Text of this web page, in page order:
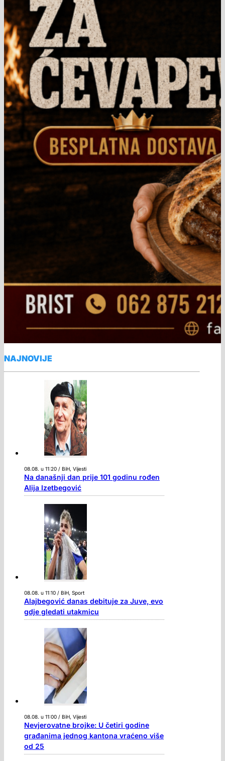
NAJNOVIJE
08.08. u 11:20 / BiH, Vijesti
Na današnji dan prije 101 godinu rođen
Alija Izetbegović
08.08. u 11:10 / BiH, Sport
Alajbegović danas debituje za Juve, evo
gdje gledati utakmicu
08.08. u 11:00 / BiH, Vijesti
Nevjerovatne brojke: U četiri godine
građanima jednog kantona vraćeno više
od 25